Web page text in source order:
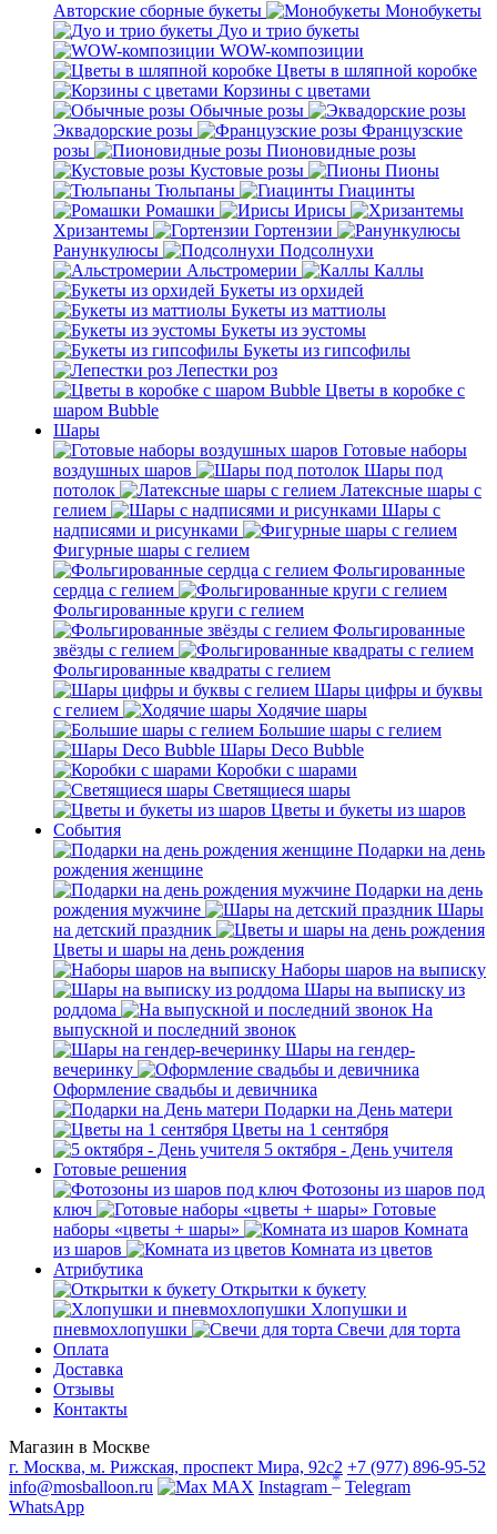
Авторские сборные букеты
Монобукеты
Дуо и трио букеты
WOW-композиции
Цветы в шляпной коробке
Корзины с цветами
Обычные розы
Эквадорские розы
Французские
розы
Пионовидные розы
Кустовые розы
Пионы
Тюльпаны
Гиацинты
Ромашки
Ирисы
Хризантемы
Гортензии
Ранункулюсы
Подсолнухи
Альстромерии
Каллы
Букеты из орхидей
Букеты из маттиолы
Букеты из эустомы
Букеты из гипсофилы
Лепестки роз
Цветы в коробке с
шаром Bubble
Шары
Готовые наборы
воздушных шаров
Шары под
потолок
Латексные шары с
гелием
Шары с
надписями и рисунками
Фигурные шары с гелием
Фольгированные
сердца с гелием
Фольгированные круги с гелием
Фольгированные
звёзды с гелием
Фольгированные квадраты с гелием
Шары цифры и буквы
с гелием
Ходячие шары
Большие шары с гелием
Шары Deco Bubble
Коробки с шарами
Светящиеся шары
Цветы и букеты из шаров
События
Подарки на день
рождения женщине
Подарки на день
рождения мужчине
Шары
на детский праздник
Цветы и шары на день рождения
Наборы шаров на выписку
Шары на выписку из
роддома
На
выпускной и последний звонок
Шары на гендер-
вечеринку
Оформление свадьбы и девичника
Подарки на День матери
Цветы на 1 сентября
5 октября - День учителя
Готовые решения
Фотозоны из шаров под
ключ
Готовые
наборы «цветы + шары»
Комната
из шаров
Комната из цветов
Атрибутика
Открытки к букету
Хлопушки и
пневмохлопушки
Свечи для торта
Оплата
Доставка
Отзывы
Контакты
Магазин в Москве
г. Москва, м. Рижская, проспект Мира, 92с2 +7 (977) 896-95-52
info@mosballoon.ru
MAX Instagram * Telegram
WhatsApp